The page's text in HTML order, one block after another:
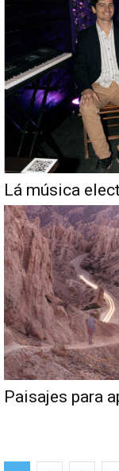
Lá música
Paisajes para